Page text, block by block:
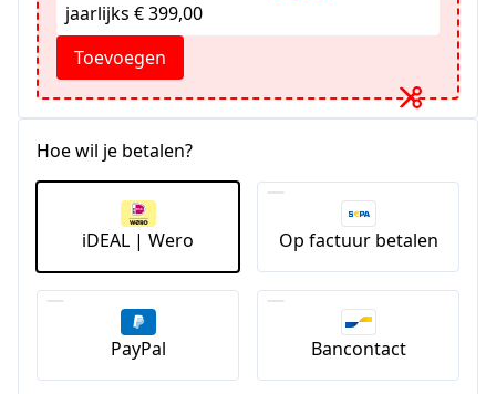
jaarlijks € 399,00
Toevoegen
Hoe wil je betalen?
iDEAL | Wero Op factuur betalen
PayPal Bancontact